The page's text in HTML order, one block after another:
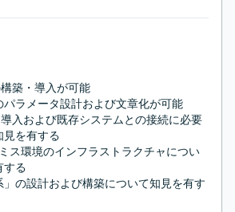
築・導入が可能
パラメータ設計および文章化が可能
入および既存システムとの接続に必要
を有する
ス環境のインフラストラクチャについ
する
」の設計および構築について知見を有す